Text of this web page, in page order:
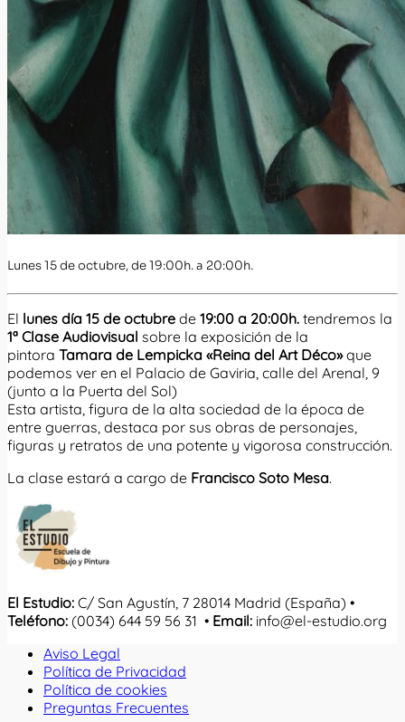
Lunes 15 de octubre, de 19:00h. a 20:00h.
El lunes día 15 de octubre de 19:00 a 20:00h. tendremos la
1ª Clase Audiovisual sobre la exposición de la
pintora Tamara de Lempicka «Reina del Art Déco»que
podemos ver en el Palacio de Gaviria, calle del Arenal, 9
(junto a la Puerta del Sol)
Esta artista, figura de la alta sociedad de la época de
entre guerras, destaca por sus obras de personajes,
figuras y retratos de una potente y vigorosa construcción.
La clase estará a cargo de Francisco Soto Mesa.
El Estudio: C/ San Agustín, 7 28014 Madrid (España) •
Teléfono: (0034) 644 59 56 31 • Email: info@el-estudio.org
Aviso Legal
Política de Privacidad
Política de cookies
Preguntas Frecuentes